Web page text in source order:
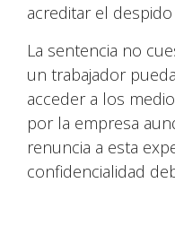
acreditar el
La sentencia no
un trabajador
acceder a los
por la empresa
renuncia a esta
confidencialidad